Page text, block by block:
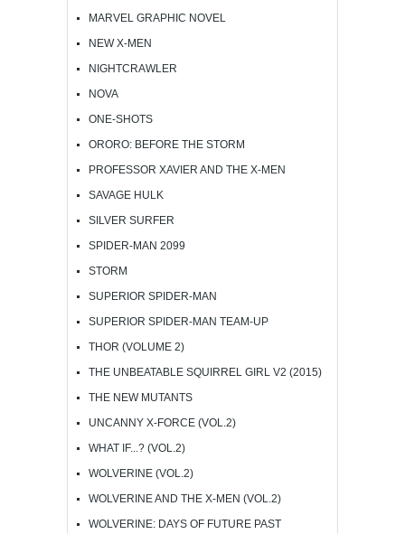
MARVEL GRAPHIC NOVEL
NEW X-MEN
NIGHTCRAWLER
NOVA
ONE-SHOTS
ORORO: BEFORE THE STORM
PROFESSOR XAVIER AND THE X-MEN
SAVAGE HULK
SILVER SURFER
SPIDER-MAN 2099
STORM
SUPERIOR SPIDER-MAN
SUPERIOR SPIDER-MAN TEAM-UP
THOR (VOLUME 2)
THE UNBEATABLE SQUIRREL GIRL V2 (2015)
THE NEW MUTANTS
UNCANNY X-FORCE (VOL.2)
WHAT IF...? (VOL.2)
WOLVERINE (VOL.2)
WOLVERINE AND THE X-MEN (VOL.2)
WOLVERINE: DAYS OF FUTURE PAST